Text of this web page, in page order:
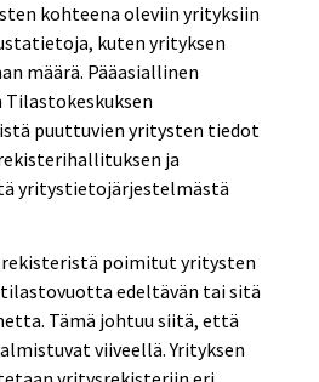
kohteena oleviin yrityksiin
kuten yrityksen
määrä. Pääasiallinen
puuttuvien yritysten tiedot
ja
yritystietojärjestelmästä
poimitut yritysten
edeltävän tai sitä
Tämä johtuu siitä, että
viiveellä. Yrityksen